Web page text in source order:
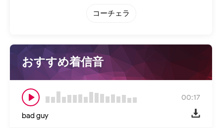
コーチェラ
おすすめ着信音
00:17
bad guy